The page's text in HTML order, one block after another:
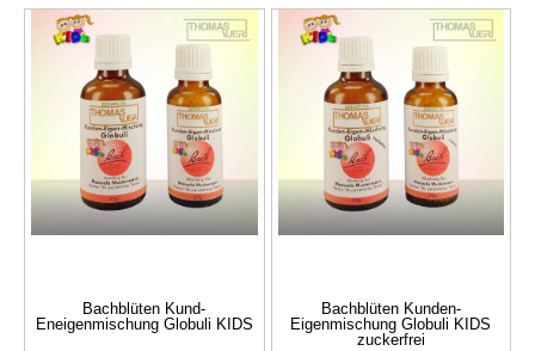
Bachblüten Kund-
Eneigenmischung Globuli KIDS
Bachblüten Kunden-
Eigenmischung Globuli KIDS
zuckerfrei